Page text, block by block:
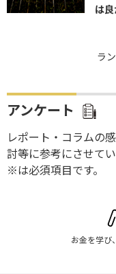
は
ラ
アンケート
レポート・コラムの
討等に参考にさせてい
※は必須項目です。
お金を学び